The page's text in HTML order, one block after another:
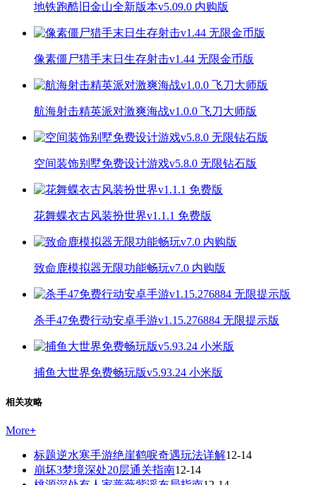
地铁跑酷旧金山全新版本v5.09.0 内购版
像素僵尸猎手末日生存射击v1.44 无限金币版
航海射击精英派对激爽海战v1.0.0 飞刀大师版
空间装饰别墅免费设计游戏v5.8.0 无限钻石版
花舞蝶衣古风装扮世界v1.1.1 免费版
致命鹿模拟器无限功能畅玩v7.0 内购版
杀手47免费行动安卓手游v1.15.276884 无限提示版
捕鱼大世界免费畅玩版v5.93.24 小米版
相关攻略
More+
标题逆水寒手游绝崖鹤唳奇遇玩法详解12-14
崩坏3梦境深处20层通关指南12-14